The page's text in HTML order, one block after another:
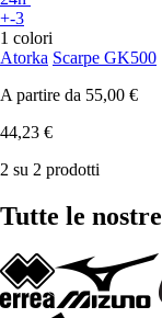
+-3
1 colori
Atorka Scarpe GK500
A partire da 55,00 €
44,23 €
2 su 2 prodotti
Tutte le